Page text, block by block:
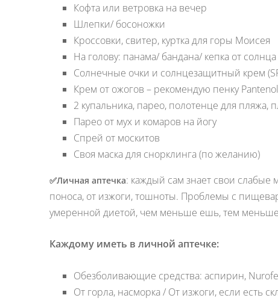
Кофта или ветровка на вечер
Шлепки/ босоножки
Кроссовки, свитер, куртка для горы Моисея
На голову: панама/ бандана/ кепка от солнца
Солнечные очки и солнцезащитный крем
Крем от ожогов – рекомендую пенку Pantenol
2 купальника, парео, полотенце для пляжа,
Парео от мух и комаров на йогу
Спрей от москитов
Своя маска для снорклинга (по желанию)
✅Личная аптечка: каждый сам знает свои слабые
поноса, от изжоги, тошноты. Проблемы с
умеренной диетой, чем меньше ешь, тем
Каждому иметь в личной аптечке:
Обезболивающие средства: аспирин,
От горла, насморка / От изжоги, если есть